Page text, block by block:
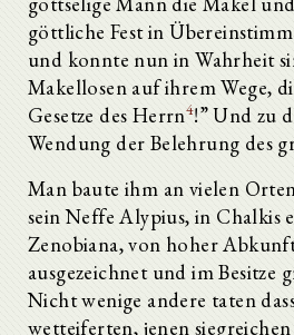
göttliche Fest in
und konnte nun in Wahrheit
Makellosen auf ihrem Wege,
Gesetze des Herrn4!” Und zu
Wendung der Belehrung des
Man baute ihm an vielen
sein Neffe Alypius, in Chalkis
Zenobiana, von hoher
ausgezeichnet und im Besitze
Nicht wenige andere taten
wetteiferten, jenen